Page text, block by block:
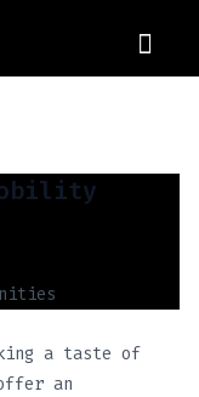
a taste of
an